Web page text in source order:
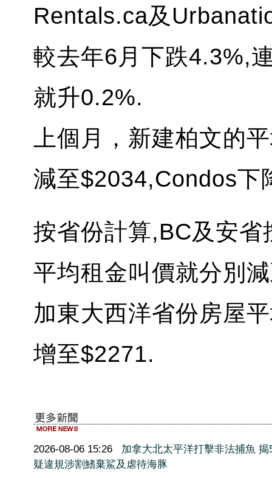
Rentals.ca及
較去年6月下跌4.3%,
就升0.2%.
上個月，新建柏文的
減至$2034,Condos下
按省份計算,BC及安
平均租金叫價就分別
加東大西洋省份房屋
增至$2271.
2026-08-06 15:26
加拿大北太平洋打擊非法捕魚 揭
疑違規涉割鰭棄鯊及虐待海豚